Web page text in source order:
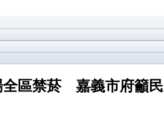
全區禁菸 嘉義市府籲